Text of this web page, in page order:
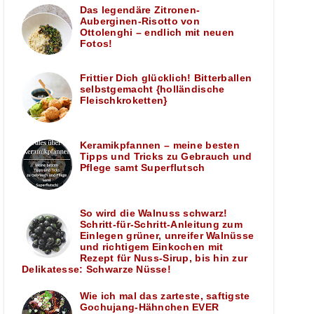
Das legendäre Zitronen-
Auberginen-Risotto von
Ottolenghi – endlich mit neuen
Fotos!
Frittier Dich glücklich! Bitterballen
selbstgemacht {holländische
Fleischkroketten}
Keramikpfannen – meine besten
Tipps und Tricks zu Gebrauch und
Pflege samt Superflutsch
So wird die Walnuss schwarz!
Schritt-für-Schritt-Anleitung zum
Einlegen grüner, unreifer Walnüsse
und richtigem Einkochen mit
Rezept für Nuss-Sirup, bis hin zur
Delikatesse: Schwarze Nüsse!
Wie ich mal das zarteste, saftigste
Gochujang-Hähnchen EVER